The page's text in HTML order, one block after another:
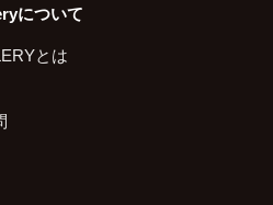
について
とは